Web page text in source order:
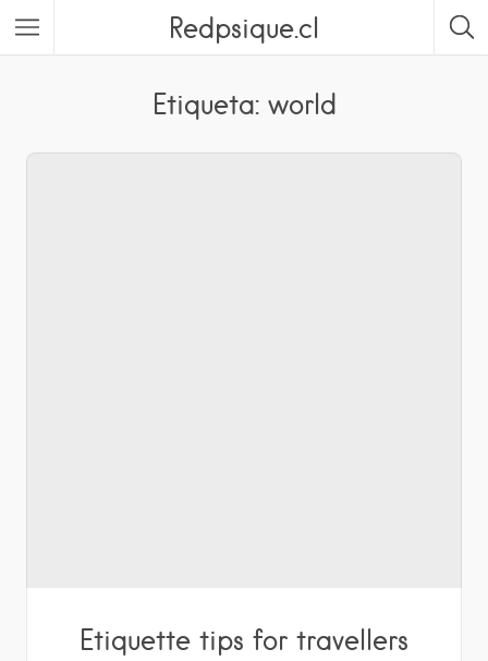
Redpsique.cl
Etiqueta: world
Etiquette tips for travellers